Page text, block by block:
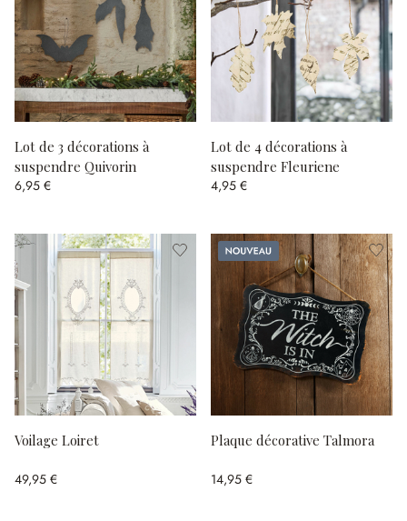
Lot de 3 décorations à
suspendre Quivorin
6,95 €
Lot de 4 décorations à
suspendre Fleuriene
4,95 €
Voilage Loiret
49,95 €
Nouveau
Plaque décorative Talmora
14,95 €